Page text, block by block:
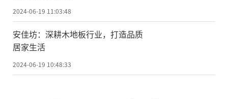
2024-06-19 11:03:48
安佳坊：深耕木地板行业，打造品质
居家生活
2024-06-19 10:48:33